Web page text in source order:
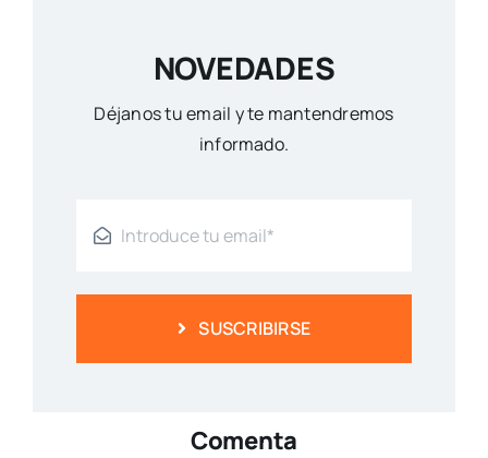
NOVEDADES
Déjanos tu email y te mantendremos
informado.
SUSCRIBIRSE
Comenta